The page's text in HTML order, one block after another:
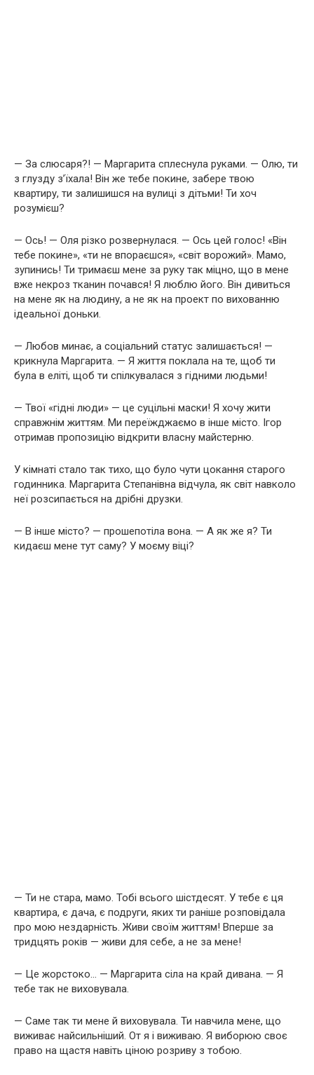
— За слюсаря?! — Маргарита сплеснула руками. — Олю, ти
з глузду з’їхала! Він же тебе покине, забере твою
квартиру, ти залишишся на вулиці з дітьми! Ти хоч
розумієш?
— Ось! — Оля різко розвернулася. — Ось цей голос! «Він
тебе покине», «ти не впораєшся», «світ ворожий». Мамо,
зупинись! Ти тримаєш мене за руку так міцно, що в мене
вже некроз тканин почався! Я люблю його. Він дивиться
на мене як на людину, а не як на проект по вихованню
ідеальної доньки.
— Любов минає, а соціальний статус залишається! —
крикнула Маргарита. — Я життя поклала на те, щоб ти
була в еліті, щоб ти спілкувалася з гідними людьми!
— Твої «гідні люди» — це суцільні маски! Я хочу жити
справжнім життям. Ми переїжджаємо в інше місто. Ігор
отримав пропозицію відкрити власну майстерню.
У кімнаті стало так тихо, що було чути цокання старого
годинника. Маргарита Степанівна відчула, як світ навколо
неї розсипається на дрібні друзки.
— В інше місто? — прошепотіла вона. — А як же я? Ти
кидаєш мене тут саму? У моєму віці?
— Ти не стара, мамо. Тобі всього шістдесят. У тебе є ця
квартира, є дача, є подруги, яких ти раніше розповідала
про мою нездарність. Живи своїм життям! Вперше за
тридцять років — живи для себе, а не за мене!
— Це жорстоко… — Маргарита сіла на край дивана. — Я
тебе так не виховувала.
— Саме так ти мене й виховувала. Ти навчила мене, що
виживає найсильніший. От я і виживаю. Я виборюю своє
право на щастя навіть ціною розриву з тобою.